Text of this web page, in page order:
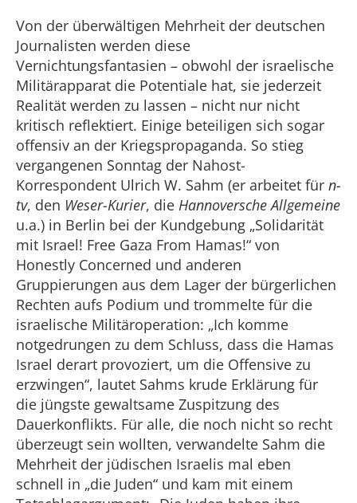
Von der überwältigen Mehrheit der deutschen
Journalisten werden diese
Vernichtungsfantasien – obwohl der israelische
Militärapparat die Potentiale hat, sie jederzeit
Realität werden zu lassen – nicht nur nicht
kritisch reflektiert. Einige beteiligen sich sogar
offensiv an der Kriegspropaganda. So stieg
vergangenen Sonntag der Nahost-
Korrespondent Ulrich W. Sahm (er arbeitet für n-
tv, den Weser-Kurier, die Hannoversche Allgemeine
u.a.) in Berlin bei der Kundgebung „Solidarität
mit Israel! Free Gaza From Hamas!“ von
Honestly Concerned und anderen
Gruppierungen aus dem Lager der bürgerlichen
Rechten aufs Podium und trommelte für die
israelische Militäroperation: „Ich komme
notgedrungen zu dem Schluss, dass die Hamas
Israel derart provoziert, um die Offensive zu
erzwingen“, lautet Sahms krude Erklärung für
die jüngste gewaltsame Zuspitzung des
Dauerkonflikts. Für alle, die noch nicht so recht
überzeugt sein wollten, verwandelte Sahm die
Mehrheit der jüdischen Israelis mal eben
schnell in „die Juden“ und kam mit einem